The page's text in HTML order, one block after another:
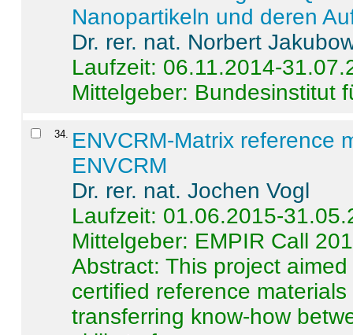
Nanopartikeln und deren
Dr. rer. nat. Norbert
Laufzeit: 06.11.2014-
Mittelgeber: Bundesinstitut
34. ENVCRM-Matrix reference
ENVCRM
Dr. rer. nat. Jochen Vogl
Laufzeit: 01.06.2015-
Mittelgeber: EMPIR Call
Abstract:This project
certified reference
transferring know-how